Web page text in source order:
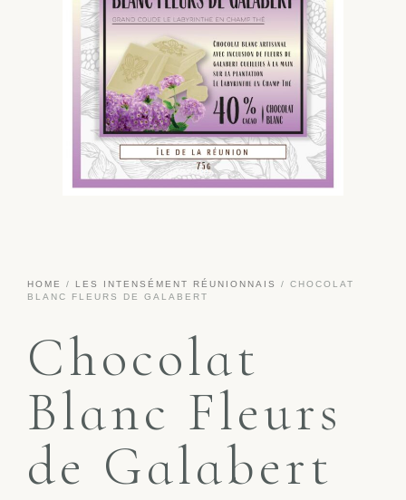
HOME / LES INTENSÉMENT RÉUNIONNAIS
/ CHOCOLAT
BLANC FLEURS DE GALABERT
Chocolat
Blanc Fleurs
de Galabert